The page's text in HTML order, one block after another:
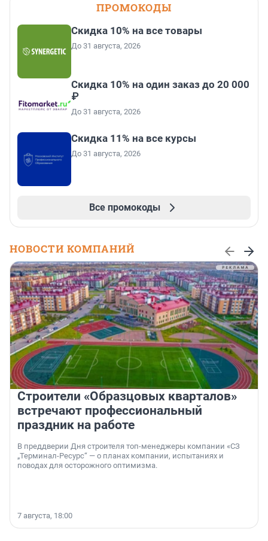
ПРОМОКОДЫ
Скидка 10% на все товары
До 31 августа, 2026
Скидка 10% на один заказ до 20 000
₽
До 31 августа, 2026
Скидка 11% на все курсы
До 31 августа, 2026
Все промокоды
НОВОСТИ КОМПАНИЙ
Строители «Образцовых кварталов»
встречают профессиональный
праздник на работе
В преддверии Дня строителя топ-менеджеры компании «СЗ
„Терминал-Ресурс“ — о планах компании, испытаниях и
поводах для осторожного оптимизма.
7 августа, 18:00